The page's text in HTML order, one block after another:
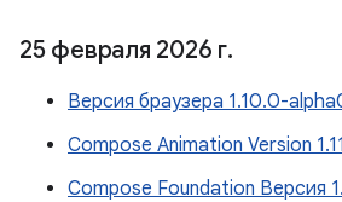
25 февраля 2026 г.
Версия браузера 1.10.0-
Compose Animation Version
Compose Foundation Версия